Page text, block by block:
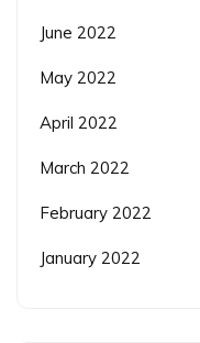
June 2022
May 2022
April 2022
March 2022
February 2022
January 2022